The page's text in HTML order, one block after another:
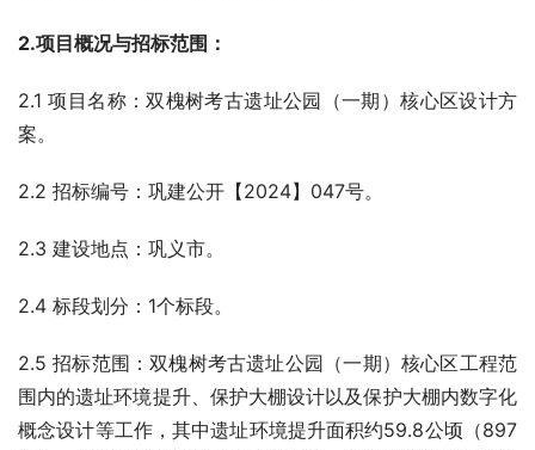
2.项目概况与招标范围：
2.1 项目名称：双槐树考古遗址公园（一期）核心区设计方
案。
2.2 招标编号：巩建公开【2024】047号。
2.3 建设地点：巩义市。
2.4 标段划分：1个标段。
2.5 招标范围：双槐树考古遗址公园（一期）核心区工程范
围内的遗址环境提升、保护大棚设计以及保护大棚内数字化
概念设计等工作，其中遗址环境提升面积约59.8公顷（897